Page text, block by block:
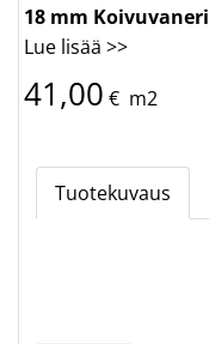
18 mm Koivuvaneri
Lue lisää >>
41,00 € m2
Tuotekuvaus